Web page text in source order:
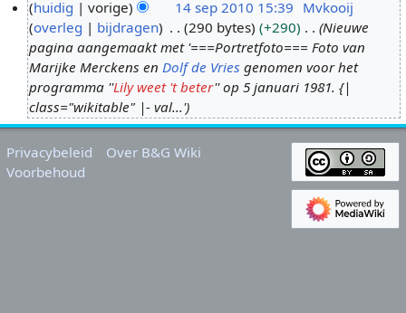
1
1
2
G
e
e
n
b
e
w
2
0
1
huidig vorige 14 sep 2010 15:39 Mvkooij
overleg
bijdragen 290 bytes +290
Nieuwe
pagina aangemaakt met '===Portretfoto=== Foto van
Marijke Merckens enDolf de Vries genomen voor het
programma ''Lily weet 't beter'' op 5 januari 1981. {|
class="wikitable" |- val...'
Privacybeleid
Over B&G Wiki
Voorbehoud